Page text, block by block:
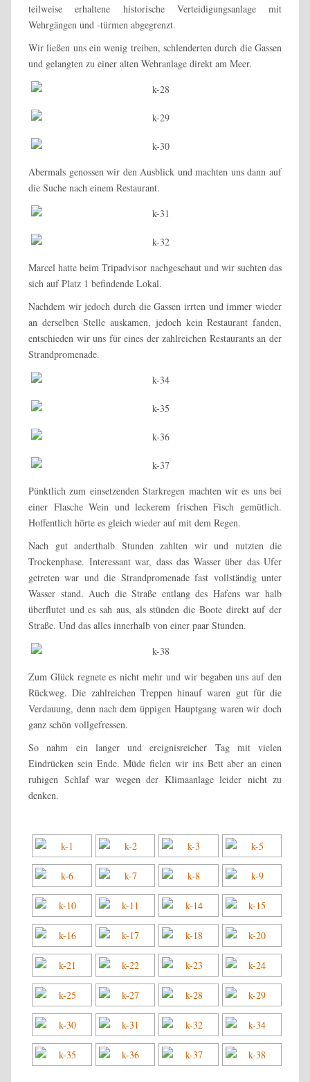
teilweise erhaltene historische Verteidigungsanlage mit
Wehrgängen und -türmen abgegrenzt.
Wir ließen uns ein wenig treiben, schlenderten durch die Gassen
und gelangten zu einer alten Wehranlage direkt am Meer.
Abermals genossen wir den Ausblick und machten uns dann auf
die Suche nach einem Restaurant.
Marcel hatte beim Tripadvisor nachgeschaut und wir suchten das
sich auf Platz 1 befindende Lokal.
Nachdem wir jedoch durch die Gassen irrten und immer wieder
an derselben Stelle auskamen, jedoch kein Restaurant fanden,
entschieden wir uns für eines der zahlreichen Restaurants an der
Strandpromenade.
Pünktlich zum einsetzenden Starkregen machten wir es uns bei
einer Flasche Wein und leckerem frischen Fisch gemütlich.
Hoffentlich hörte es gleich wieder auf mit dem Regen.
Nach gut anderthalb Stunden zahlten wir und nutzten die
Trockenphase. Interessant war, dass das Wasser über das Ufer
getreten war und die Strandpromenade fast vollständig unter
Wasser stand. Auch die Straße entlang des Hafens war halb
überflutet und es sah aus, als stünden die Boote direkt auf der
Straße. Und das alles innerhalb von einer paar Stunden.
Zum Glück regnete es nicht mehr und wir begaben uns auf den
Rückweg. Die zahlreichen Treppen hinauf waren gut für die
Verdauung, denn nach dem üppigen Hauptgang waren wir doch
ganz schön vollgefressen.
So nahm ein langer und ereignisreicher Tag mit vielen
Eindrücken sein Ende. Müde fielen wir ins Bett aber an einen
ruhigen Schlaf war wegen der Klimaanlage leider nicht zu
denken.